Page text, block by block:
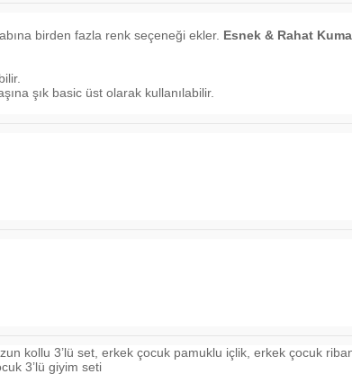
birden fazla renk seçeneği ekler. Esnek & Rahat
şık basic üst olarak kullanılabilir.
kollu 3’lü set, erkek çocuk pamuklu içlik, erkek çocuk
3’lü giyim seti